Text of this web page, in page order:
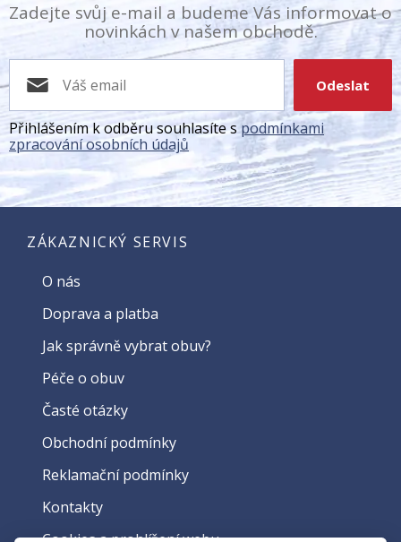
Zadejte svůj e-mail a budeme Vás informovat o
novinkách v našem obchodě.
Odeslat
Přihlášením k odběru souhlasíte spodmínkami
zpracování osobních údajů
ZÁKAZNICKÝ SERVIS
O nás
Doprava a platba
Jak správně vybrat obuv?
Péče o obuv
Časté otázky
Obchodní podmínky
Reklamační podmínky
Kontakty